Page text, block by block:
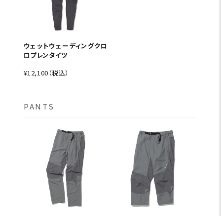
ウェットウェーディングクロ
ロプレンタイツ
¥12,100（税込）
PANTS